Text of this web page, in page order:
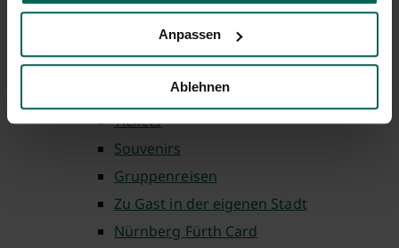
Anpassen
Ablehnen
101 bis 200 Personen
201 bis 300 Personen
300+ Personen
Angebote & Erlebnisse
Tickets
Souvenirs
Gruppenreisen
Zu Gast in der eigenen Stadt
Nürnberg Fürth Card